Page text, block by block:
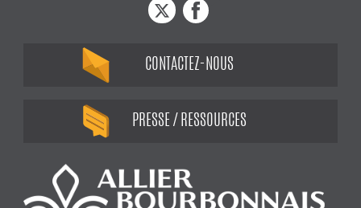
CONTACTEZ-NOUS
PRESSE / RESSOURCES